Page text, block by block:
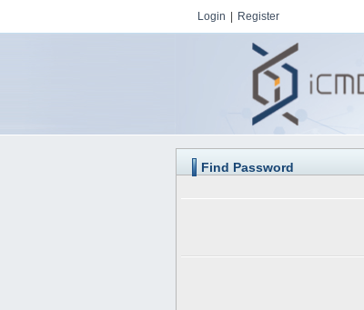
Login Register
Find Password